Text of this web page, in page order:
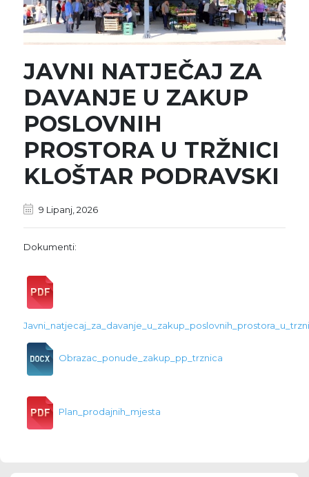
JAVNI NATJEČAJ ZA
DAVANJE U ZAKUP
POSLOVNIH
PROSTORA U TRŽNICI
KLOŠTAR PODRAVSKI
9 Lipanj, 2026
Dokumenti:
Javni_natjecaj_za_davanje_u_zakup_poslovnih_prostora_u_trzni
Obrazac_ponude_zakup_pp_trznica
Plan_prodajnih_mjesta